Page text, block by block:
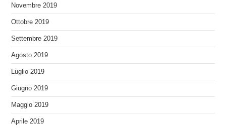
Novembre 2019
Ottobre 2019
Settembre 2019
Agosto 2019
Luglio 2019
Giugno 2019
Maggio 2019
Aprile 2019